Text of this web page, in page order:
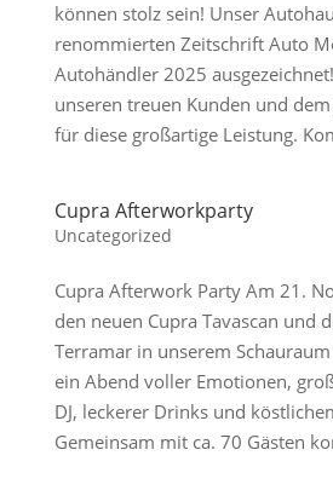
können stolz sein! Unser
renommierten Zeitschrift Auto
Autohändler 2025
unseren treuen Kunden und
für diese großartige Leistung.
Cupra Afterworkparty
Uncategorized
Cupra Afterwork Party Am 21.
den neuen Cupra Tavascan und
Terramar in unserem
ein Abend voller Emotionen,
DJ, leckerer Drinks und
Gemeinsam mit ca. 70 Gästen